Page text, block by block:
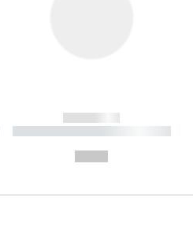
------------
----------- ----------- ----------